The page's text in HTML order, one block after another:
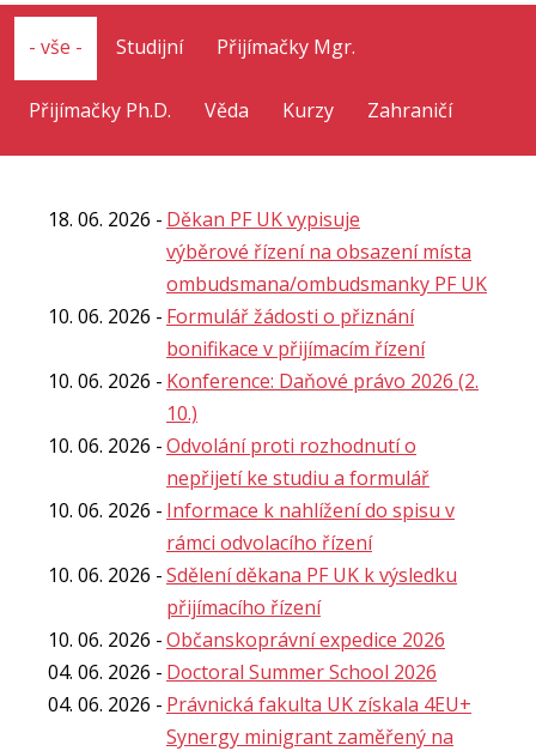
- vše - Studijní Přijímačky Mgr.
Přijímačky Ph.D. Věda Kurzy Zahraničí
18. 06. 2026
Děkan PF UK vypisuje
výběrové řízení na obsazení místa
ombudsmana/ombudsmanky PF UK
10. 06. 2026
Formulář žádosti o přiznání
bonifikace v přijímacím řízení
10. 06. 2026
Konference: Daňové právo 2026 (2.
10.)
10. 06. 2026
Odvolání proti rozhodnutí o
nepřijetí ke studiu a formulář
10. 06. 2026
Informace k nahlížení do spisu v
rámci odvolacího řízení
10. 06. 2026
Sdělení děkana PF UK k výsledku
přijímacího řízení
10. 06. 2026
Občanskoprávní expedice 2026
04. 06. 2026
Doctoral Summer School 2026
04. 06. 2026
Právnická fakulta UK získala 4EU+
Synergy minigrant zaměřený na